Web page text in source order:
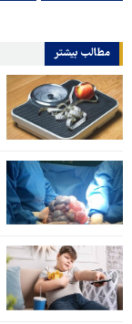
مطالب بیشتر